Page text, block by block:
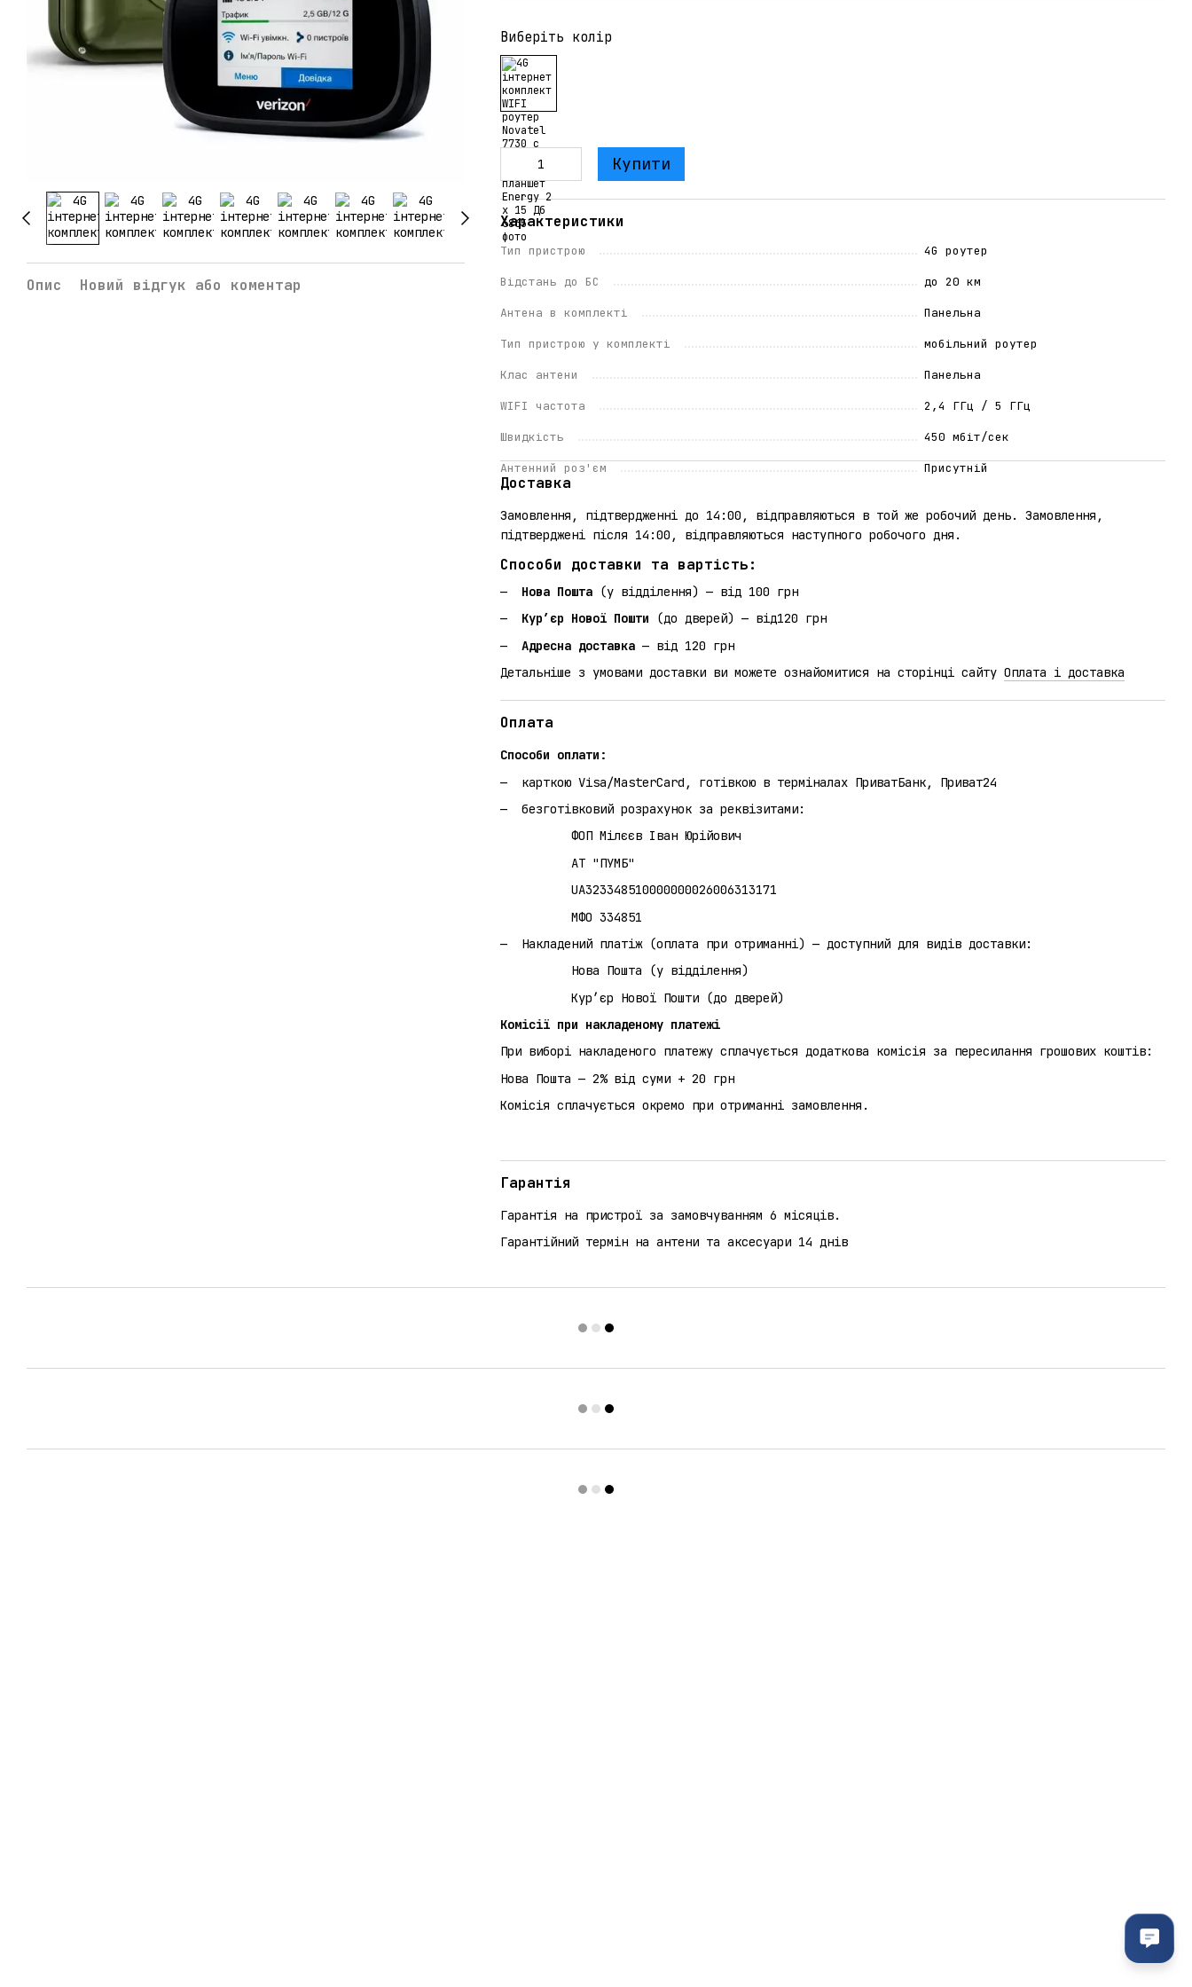
Опис Новий відгук або коментар
Виберіть колір
Купити
Характеристики
Тип пристрою 4G роутер
Відстань до БС до 20 км
Антена в комплекті Панельна
Тип пристрою у комплекті мобільний роутер
Клас антени Панельна
WIFI частота 2,4 ГГц / 5 ГГц
Швидкість 450 мбіт/сек
Антенний роз'єм Присутній
Доставка
Замовлення, підтвердженні до 14:00, відправляються в той же робочий день. Замовлення,
підтверджені після 14:00, відправляються наступного робочого дня.
Способи доставки та вартість:
Нова Пошта(у відділення) — від 100 грн
Кур’єр Нової Пошти (до дверей) — від120 грн
Адресна доставка— від 120 грн
Детальніше з умовами доставки ви можете ознайомитися на сторінці сайту Оплата і доставка
Оплата
Способи оплати:
карткою Visa/MasterCard, готівкою в терміналах ПриватБанк, Приват24
безготівковий розрахунок за реквізитами:
ФОП Мілєєв Іван Юрійович
АТ "ПУМБ"
UA323348510000000026006313171
МФО 334851
Накладений платіж (оплата при отриманні) — доступний для видів доставки:
Нова Пошта (у відділення)
Кур’єр Нової Пошти (до дверей)
Комісії при накладеному платежі
При виборі накладеного платежу сплачується додаткова комісія за пересилання грошових коштів:
Нова Пошта — 2% від суми + 20 грн
Комісія сплачується окремо при отриманні замовлення.
Гарантія
Гарантія на пристрої за замовчуванням 6 місяців.
Гарантійний термін на антени та аксесуари 14 днів